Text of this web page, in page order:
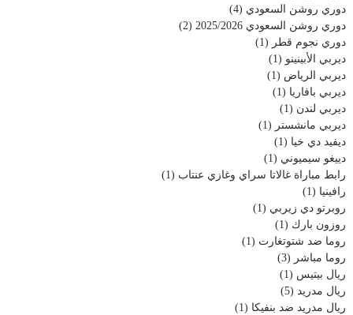
دوري روشن السعودي (4)
دوري روشن السعودي 2025/2026
(2)
دوري نجوم قطر (1)
ديربي الأبينينو (1)
ديربي الرياض (1)
ديربي بافاريا (1)
ديربي لندن (1)
ديربي مانشستر (1)
ديفيد دي خيا (1)
دييغو سيميوني (1)
رابط مباراة غالاتا سراي وغازي عنتاب (1)
رافينيا (1)
روبرتو دي زيربي (1)
روزون بارك (1)
روما ضد شتوتغارت (1)
روما مباشر (3)
ريال بيتيس (1)
ريال مدريد (5)
ريال مدريد ضد بنفيكا (1)